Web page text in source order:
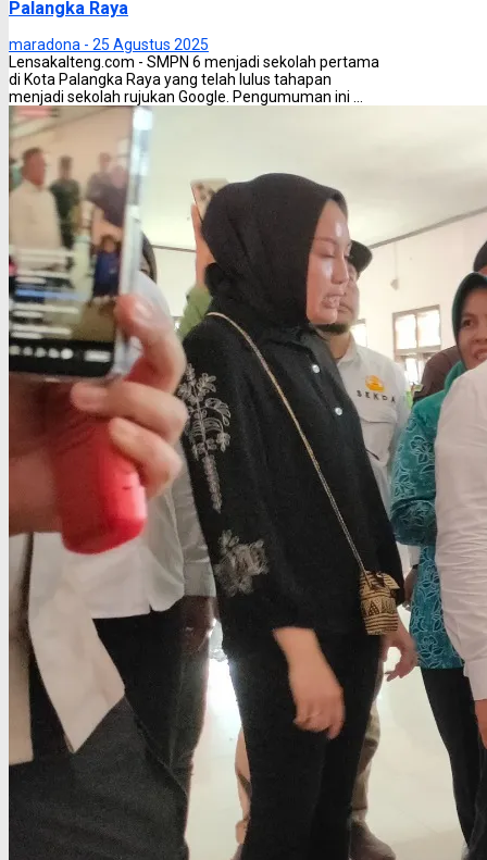
Palangka Raya
maradona - 25 Agustus 2025
Lensakalteng.com - SMPN 6 menjadi sekolah pertama
di Kota Palangka Raya yang telah lulus tahapan
menjadi sekolah rujukan Google. Pengumuman ini ...